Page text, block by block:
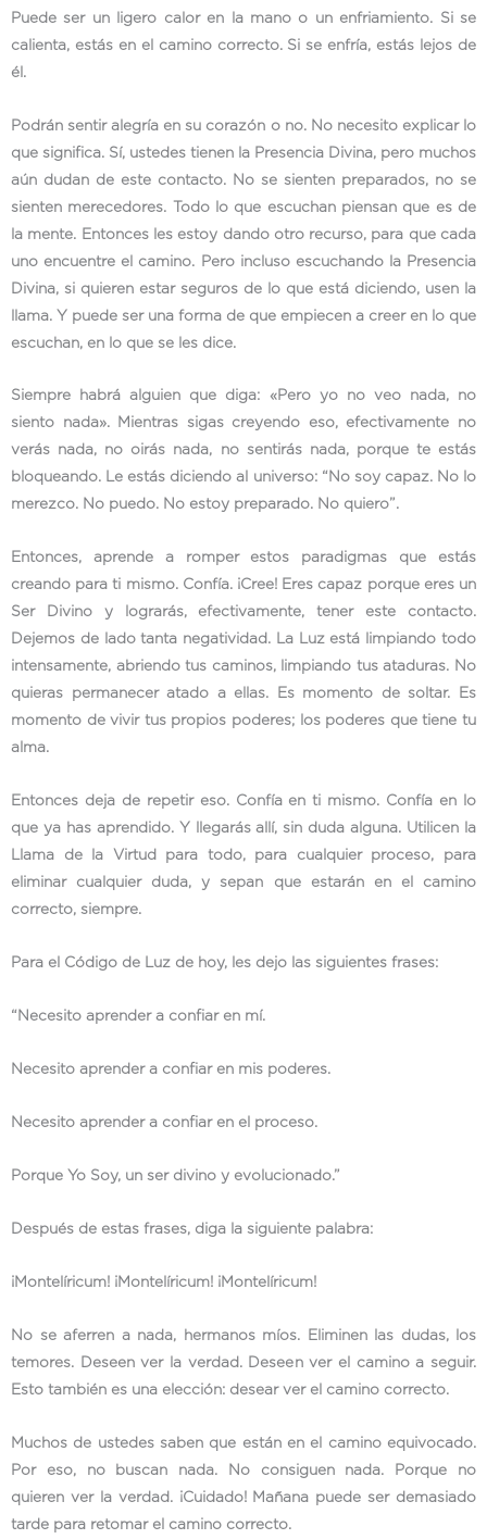
Puede ser un ligero calor en la mano o un enfriamiento. Si se
calienta, estás en el camino correcto. Si se enfría, estás lejos de
él.
Podrán sentir alegría en su corazón o no. No necesito explicar lo
que significa. Sí, ustedes tienen la Presencia Divina, pero muchos
aún dudan de este contacto. No se sienten preparados, no se
sienten merecedores. Todo lo que escuchan piensan que es de
la mente. Entonces les estoy dando otro recurso, para que cada
uno encuentre el camino. Pero incluso escuchando la Presencia
Divina, si quieren estar seguros de lo que está diciendo, usen la
llama. Y puede ser una forma de que empiecen a creer en lo que
escuchan, en lo que se les dice.
Siempre habrá alguien que diga: «Pero yo no veo nada, no
siento nada». Mientras sigas creyendo eso, efectivamente no
verás nada, no oirás nada, no sentirás nada, porque te estás
bloqueando. Le estás diciendo al universo: “No soy capaz. No lo
merezco. No puedo. No estoy preparado. No quiero”.
Entonces, aprende a romper estos paradigmas que estás
creando para ti mismo. Confía. ¡Cree! Eres capaz porque eres un
Ser Divino y lograrás, efectivamente, tener este contacto.
Dejemos de lado tanta negatividad. La Luz está limpiando todo
intensamente, abriendo tus caminos, limpiando tus ataduras. No
quieras permanecer atado a ellas. Es momento de soltar. Es
momento de vivir tus propios poderes; los poderes que tiene tu
alma.
Entonces deja de repetir eso. Confía en ti mismo. Confía en lo
que ya has aprendido. Y llegarás allí, sin duda alguna. Utilicen la
Llama de la Virtud para todo, para cualquier proceso, para
eliminar cualquier duda, y sepan que estarán en el camino
correcto, siempre.
Para el Código de Luz de hoy, les dejo las siguientes frases:
“Necesito aprender a confiar en mí.
Necesito aprender a confiar en mis poderes.
Necesito aprender a confiar en el proceso.
Porque Yo Soy, un ser divino y evolucionado.”
Después de estas frases, diga la siguiente palabra:
¡Montelíricum! ¡Montelíricum! ¡Montelíricum!
No se aferren a nada, hermanos míos. Eliminen las dudas, los
temores. Deseen ver la verdad. Deseen ver el camino a seguir.
Esto también es una elección: desear ver el camino correcto.
Muchos de ustedes saben que están en el camino equivocado.
Por eso, no buscan nada. No consiguen nada. Porque no
quieren ver la verdad. ¡Cuidado! Mañana puede ser demasiado
tarde para retomar el camino correcto.